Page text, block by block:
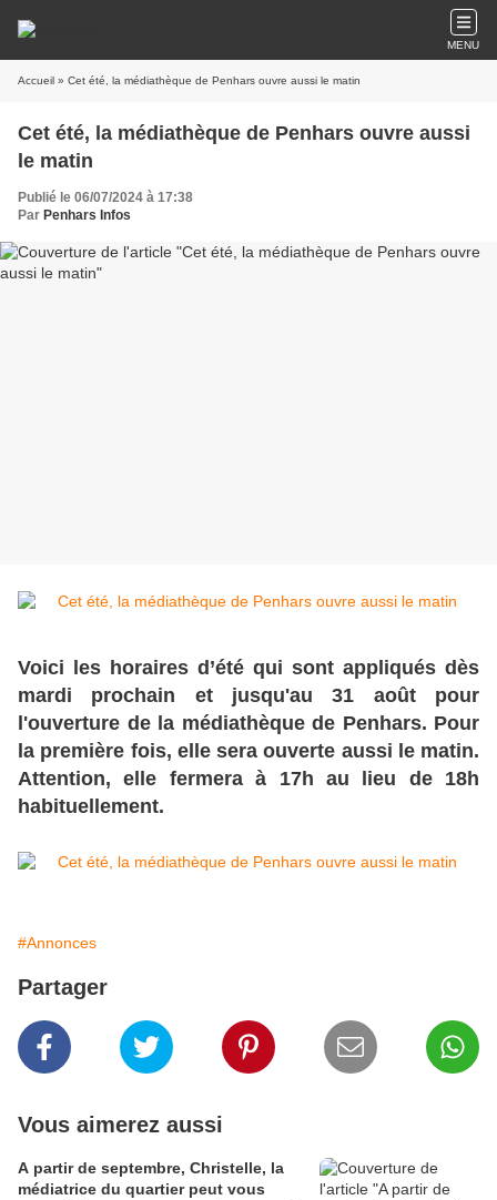
MENU
Accueil » Cet été, la médiathèque de Penhars ouvre aussi le matin
Cet été, la médiathèque de Penhars ouvre aussi
le matin
Publié le 06/07/2024 à 17:38
Par Penhars Infos
Voici les horaires d’été qui sont appliqués dès
mardi prochain et jusqu'au 31 août pour
l'ouverture de la médiathèque de Penhars. Pour
la première fois, elle sera ouverte aussi le matin.
Attention, elle fermera à 17h au lieu de 18h
habituellement.
#Annonces
Partager
Vous aimerez aussi
A partir de septembre, Christelle, la
médiatrice du quartier peut vous